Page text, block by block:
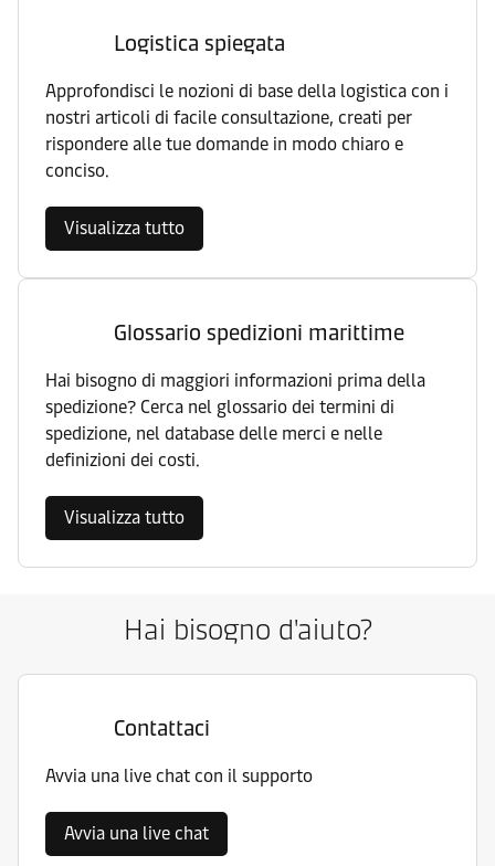
Logistica spiegata
Approfondisci le nozioni di base della logistica con i
nostri articoli di facile consultazione, creati per
rispondere alle tue domande in modo chiaro e
conciso.
Visualizza tutto
Glossario spedizioni marittime
Hai bisogno di maggiori informazioni prima della
spedizione? Cerca nel glossario dei termini di
spedizione, nel database delle merci e nelle
definizioni dei costi.
Visualizza tutto
Hai bisogno d'aiuto?
Contattaci
Avvia una live chat con il supporto
Avvia una live chat